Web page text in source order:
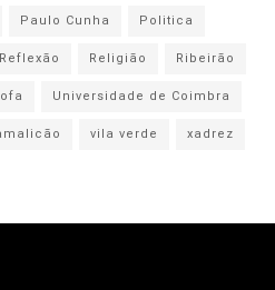
Paulo Cunha
Politica
Reflexão Religião
Ribeirão
Universidade de Coimbra
vila verde xadrez